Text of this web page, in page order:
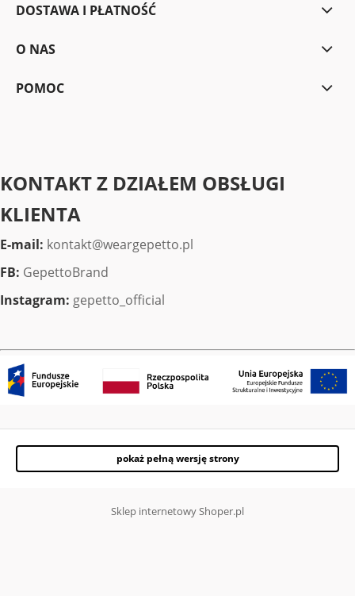
DOSTAWA I PŁATNOŚĆ
O NAS
POMOC
KONTAKT Z DZIAŁEM OBSŁUGI
KLIENTA
E-mail: kontakt@weargepetto.pl
FB: GepettoBrand
Instagram: gepetto_official
pokaż pełną wersję strony
Sklep internetowy Shoper.pl